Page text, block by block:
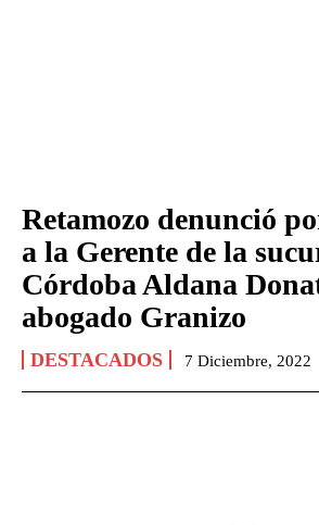
Retamozo denunció
a la Gerente de la
Córdoba Aldana
abogado Granizo
DESTACADOS 7 Diciembre, 2022